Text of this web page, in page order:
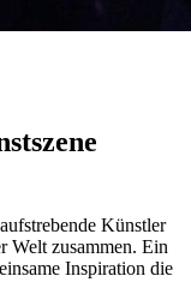
Künstler
Welt zusammen. Ein
Inspiration die